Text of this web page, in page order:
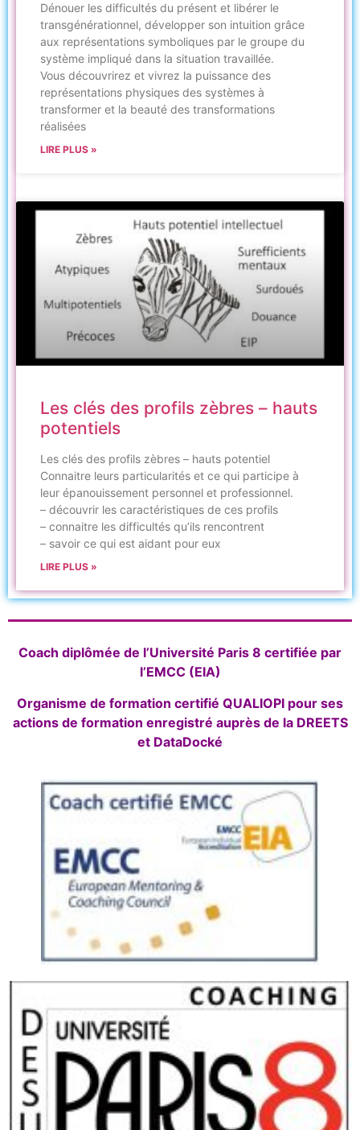
Dénouer les difficultés du présent et libérer le
transgénérationnel, développer son intuition grâce
aux représentations symboliques par le groupe du
système impliqué dans la situation travaillée.
Vous découvrirez et vivrez la puissance des
représentations physiques des systèmes à
transformer et la beauté des transformations
réalisées
LIRE PLUS »
Les clés des profils zèbres – hauts
potentiels
Les clés des profils zèbres – hauts potentiel
Connaitre leurs particularités et ce qui participe à
leur épanouissement personnel et professionnel.
– découvrir les caractéristiques de ces profils
– connaitre les difficultés qu’ils rencontrent
– savoir ce qui est aidant pour eux
LIRE PLUS »
Coach diplômée de l’Université Paris 8 certifiée par
l’EMCC (EIA)
Organisme de formation certifié QUALIOPI pour ses
actions de formation enregistré auprès de la DREETS
et DataDocké